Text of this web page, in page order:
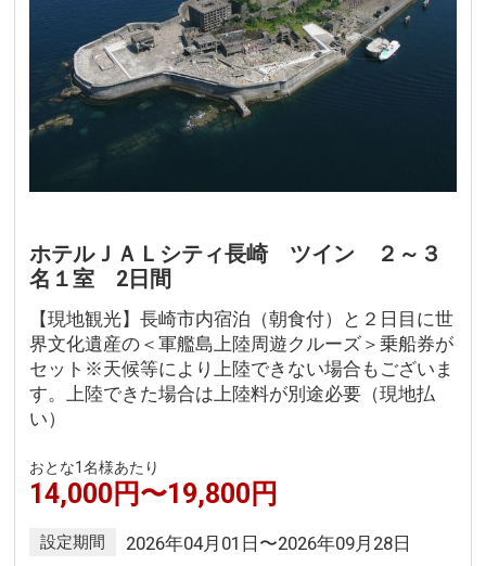
ホテルＪＡＬシティ長崎 ツイン ２～３
名１室 2日間
【現地観光】長崎市内宿泊（朝食付）と２日目に世
界文化遺産の＜軍艦島上陸周遊クルーズ＞乗船券が
セット※天候等により上陸できない場合もございま
す。上陸できた場合は上陸料が別途必要（現地払
い）
おとな1名様あたり
14,000円〜19,800円
設定期間 2026年04月01日〜2026年09月28日